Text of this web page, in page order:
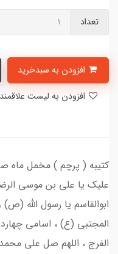
تعداد
کتیبه ( پرچم ) مخمل ماه
علیک یا علی بن موسی
ابوالقاسم یا رسول الله
المجتبی (ع) ، اسامی
الفرج ، اللهم صل علی